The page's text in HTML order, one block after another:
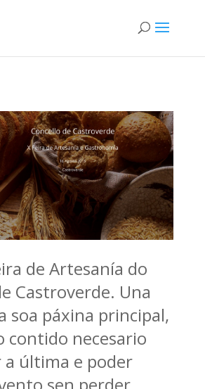
de Artesanía do
Castroverde. Una
soa páxina principal,
contido necesario
a última e poder
sen perder